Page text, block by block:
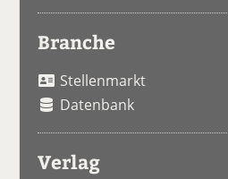
Branche
Stellenmarkt
Datenbank
Verlag